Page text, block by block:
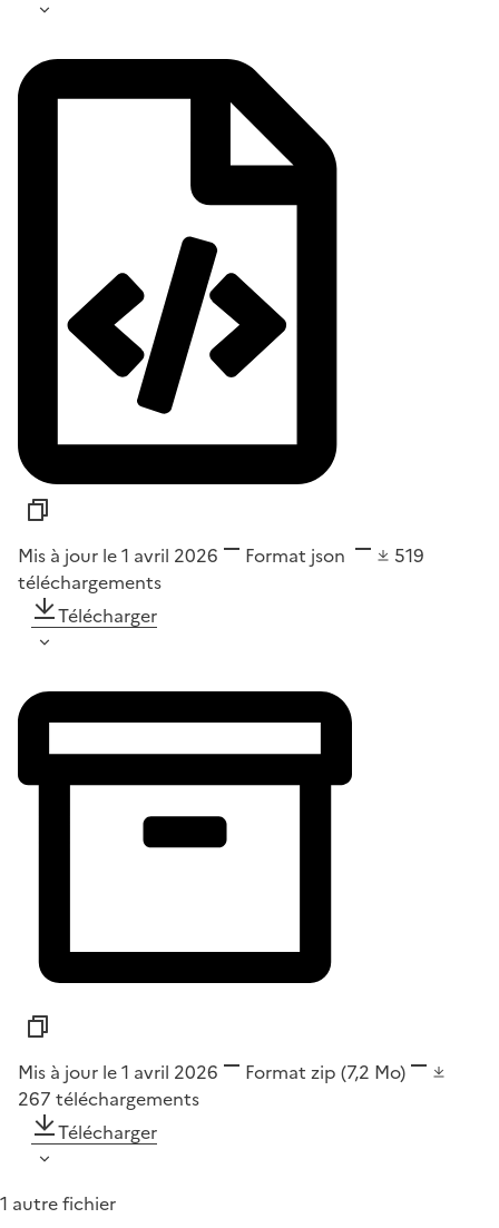
Mis à jour le 1 avril 2026 Format json
519
téléchargements
Télécharger
Mis à jour le 1 avril 2026 Format zip (7,2 Mo)
267 téléchargements
Télécharger
1 autre fichier